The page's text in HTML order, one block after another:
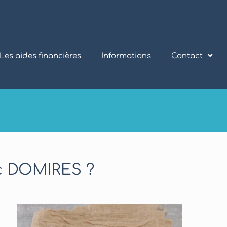
Les aides financières Informations Contact
?